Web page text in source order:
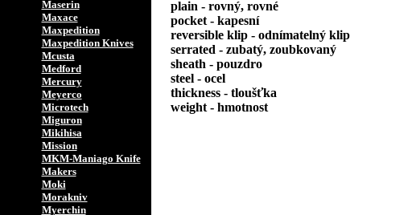
Maserin
Maxace
Maxpedition
Maxpedition Knives
Mcusta
Medford
Mercury
Meyerco
Microtech
Miguron
Mikihisa
Mission
MKM-Maniago Knife
Makers
Moki
Morakniv
Myerchin
plain - rovný, rovné
pocket - kapesní
reversible klip - odnímatelný klip
serrated - zubatý, zoubkovaný
sheath - pouzdro
steel - ocel
thickness - tloušťka
weight - hmotnost